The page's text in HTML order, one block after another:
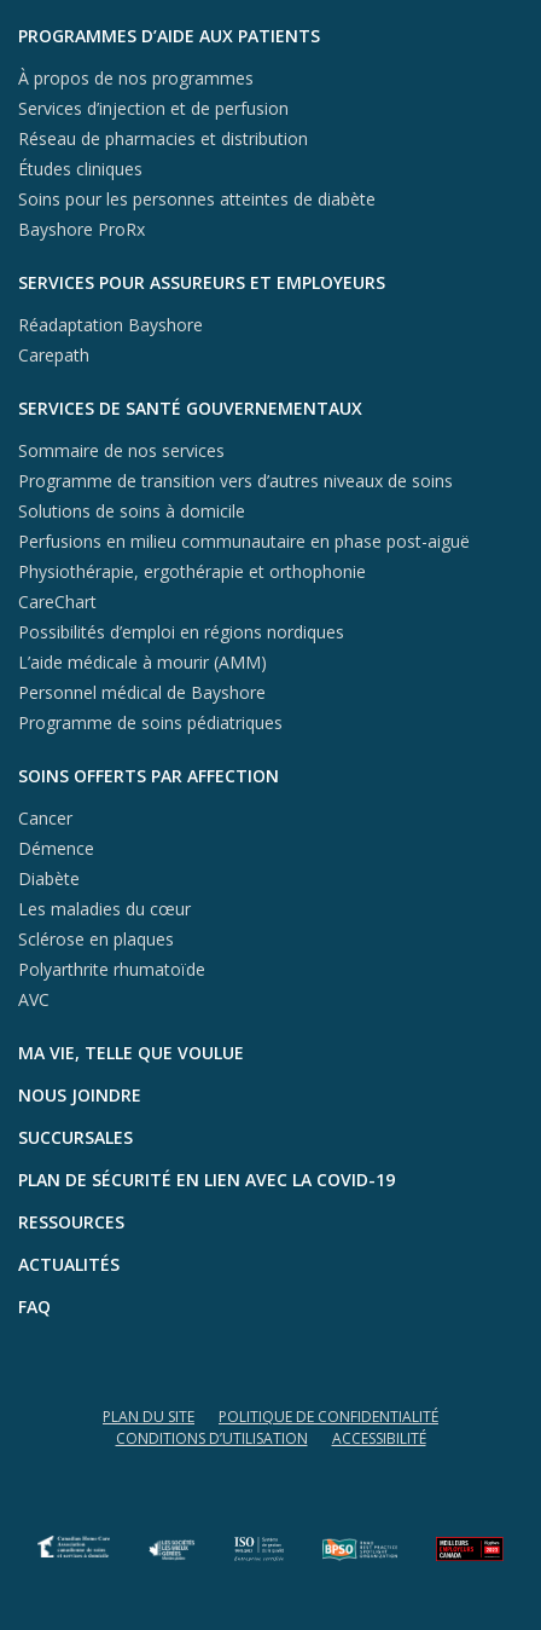
PROGRAMMES D’AIDE AUX PATIENTS
À propos de nos programmes
Services d’injection et de perfusion
Réseau de pharmacies et distribution
Études cliniques
Soins pour les personnes atteintes de diabète
Bayshore ProRx
SERVICES POUR ASSUREURS ET EMPLOYEURS
Réadaptation Bayshore
Carepath
SERVICES DE SANTÉ GOUVERNEMENTAUX
Sommaire de nos services
Programme de transition vers d’autres niveaux de soins
Solutions de soins à domicile
Perfusions en milieu communautaire en phase post-aiguë
Physiothérapie, ergothérapie et orthophonie
CareChart
Possibilités d’emploi en régions nordiques
L’aide médicale à mourir (AMM)
Personnel médical de Bayshore
Programme de soins pédiatriques
SOINS OFFERTS PAR AFFECTION
Cancer
Démence
Diabète
Les maladies du cœur
Sclérose en plaques
Polyarthrite rhumatoïde
AVC
MA VIE, TELLE QUE VOULUE
NOUS JOINDRE
SUCCURSALES
PLAN DE SÉCURITÉ EN LIEN AVEC LA COVID-19
RESSOURCES
ACTUALITÉS
FAQ
PLAN DU SITE
POLITIQUE DE CONFIDENTIALITÉ
CONDITIONS D’UTILISATION
ACCESSIBILITÉ
(opens in a new tab)(opens in a new tab)